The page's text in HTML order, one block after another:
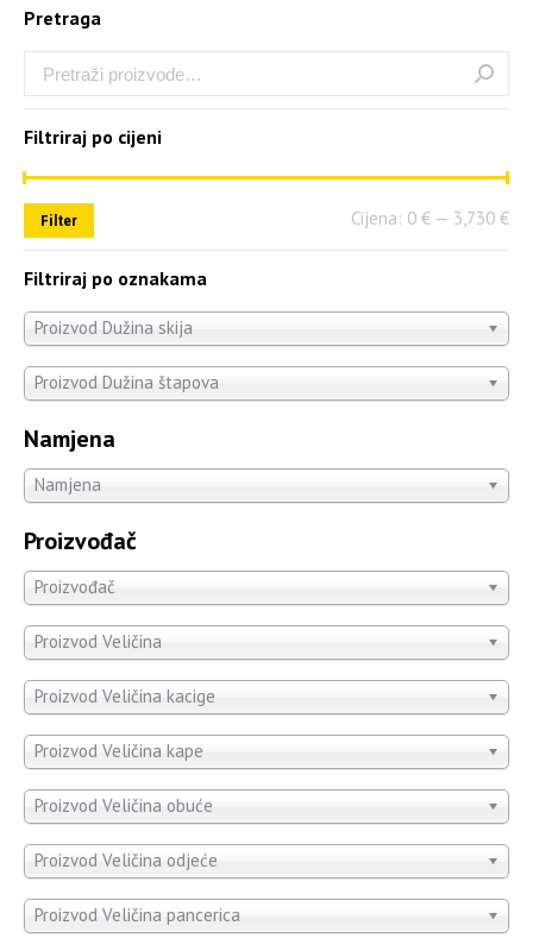
Pretraga
Filtriraj po cijeni
Filter Cijena: 0 € — 3,730 €
Filtriraj po oznakama
Proizvod Dužina skija
Proizvod Dužina štapova
Namjena
Namjena
Proizvođač
Proizvođač
Proizvod Veličina
Proizvod Veličina kacige
Proizvod Veličina kape
Proizvod Veličina obuće
Proizvod Veličina odjeće
Proizvod Veličina pancerica